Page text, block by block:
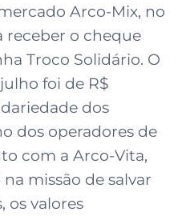
Arco-Mix, no
receber o cheque
Troco Solidário. O
foi de R$
dos
dos operadores de
com a Arco-Vita,
missão de salvar
os valores